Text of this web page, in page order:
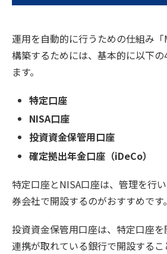
運用を自動的に行うための仕組み「
構築するためには、基本的に以下
ます。
特定口座
NISA口座
投資資金保管用口座
確定拠出年金口座（iDeCo）
特定口座とNISA口座は、管理を行
券会社で開設するのがおすすめです。
投資資金保管用口座は、特定口座
連携が取れている銀行で開設する